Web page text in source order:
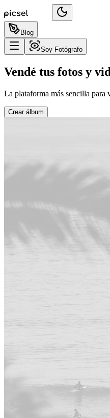
Blog
Soy Fotógrafo
Vendé tus fotos y
La plataforma más sencilla para
Crear álbum